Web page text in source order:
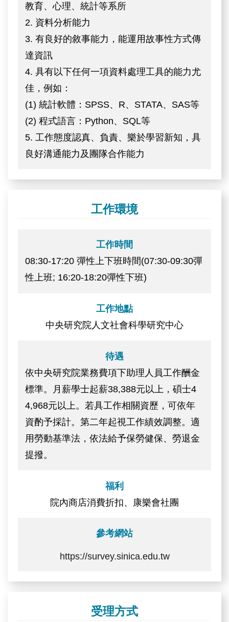
教育、心理、統計等系所
2. 資料分析能力
3. 有良好的敘事能力，能運用故事性方式傳
達資訊
4. 具有以下任何一項資料處理工具的能力尤
佳，例如：
(1) 統計軟體：SPSS、R、STATA、SAS等
(2) 程式語言：Python、SQL等
5. 工作態度認真、負責、樂於學習新知，具
良好溝通能力及團隊合作能力
工作環境
工作時間
08:30-17:20 彈性上下班時間(07:30-09:30彈
性上班; 16:20-18:20彈性下班)
工作地點
中央研究院人文社會科學研究中心
待遇
依中央研究院業務費項下助理人員工作酬金
標準。月薪學士起薪38,388元以上，碩士4
4,968元以上。若具工作相關資歷，可依年
資酌予採計。第二年起視工作績效調整。適
用勞動基準法，依法給予保勞健保、勞退金
提撥。
福利
院內商店消費折扣、康樂會社團
參考網站
https://survey.sinica.edu.tw
受理方式